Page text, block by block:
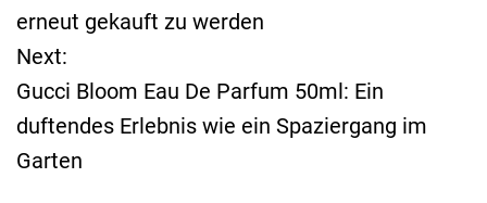
i
t
r
erneut gekauft zu werden
Next:
Gucci Bloom Eau De Parfum 50ml: Ein
duftendes Erlebnis wie ein Spaziergang im
Garten